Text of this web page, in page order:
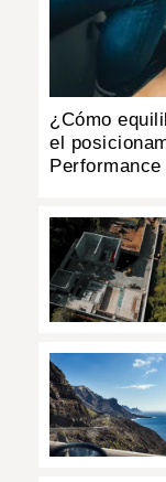
¿Cómo
el